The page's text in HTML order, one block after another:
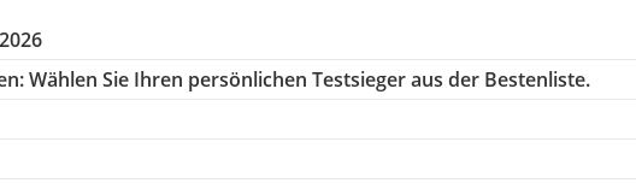
Wählen Sie Ihren persönlichen Testsieger aus der Bestenliste.